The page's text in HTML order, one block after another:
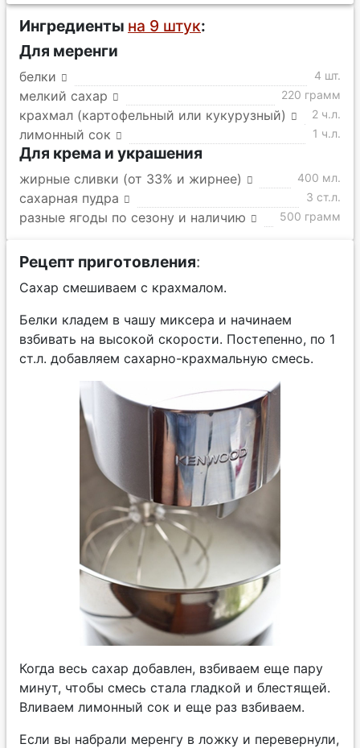
Ингредиенты на 9 штук:
Для меренги
белки 4 шт.
мелкий сахар 220 грамм
крахмал (картофельный или кукурузный) 2 ч.л.
лимонный сок 1 ч.л.
Для крема и украшения
жирные сливки (от 33% и жирнее) 400 мл.
сахарная пудра 3 ст.л.
разные ягоды по сезону и наличию 500 грамм
Рецепт приготовления:
Сахар смешиваем с крахмалом.
Белки кладем в чашу миксера и начинаем
взбивать на высокой скорости. Постепенно, по 1
ст.л. добавляем сахарно-крахмальную смесь.
Когда весь сахар добавлен, взбиваем еще пару
минут, чтобы смесь стала гладкой и блестящей.
Вливаем лимонный сок и еще раз взбиваем.
Если вы набрали меренгу в ложку и перевернули,